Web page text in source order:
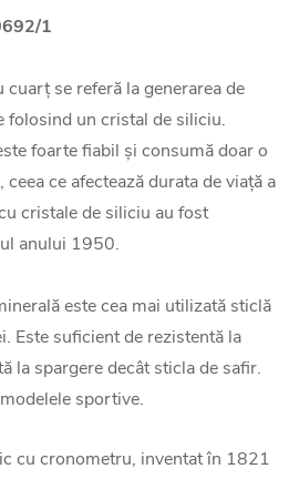
1
cuarț se referă la generarea de
folosind un cristal de siliciu.
foarte fiabil și consumă doar o
ce afectează durata de viață a
cristale de siliciu au fost
anului 1950.
este cea mai utilizată sticlă
Este suficient de rezistentă la
la spargere decât sticla de safir.
sportive.
cu cronometru, inventat în 1821